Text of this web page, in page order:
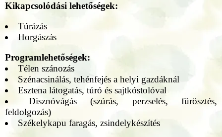
Kikapcsolódási lehetőségek:
Túrázás
Horgászás
Programlehetőségek:
Télen szánozás
Szénacsinálás, tehénfejés a helyi gazdáknál
Esztena látogatás, túró és sajtkóstolóval
Disznóvágás (szúrás, perzselés, fürösztés,
feldolgozás)
Székelykapu faragás, zsindelykészítés